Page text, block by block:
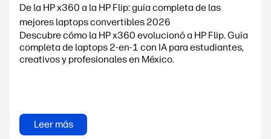
De la HP x360 a la HP Flip: guía completa de las
mejores laptops convertibles 2026
Descubre cómo la HP x360 evolucionó a HP Flip. Guía
completa de laptops 2-en-1 con IA para estudiantes,
creativos y profesionales en México.
Leer más